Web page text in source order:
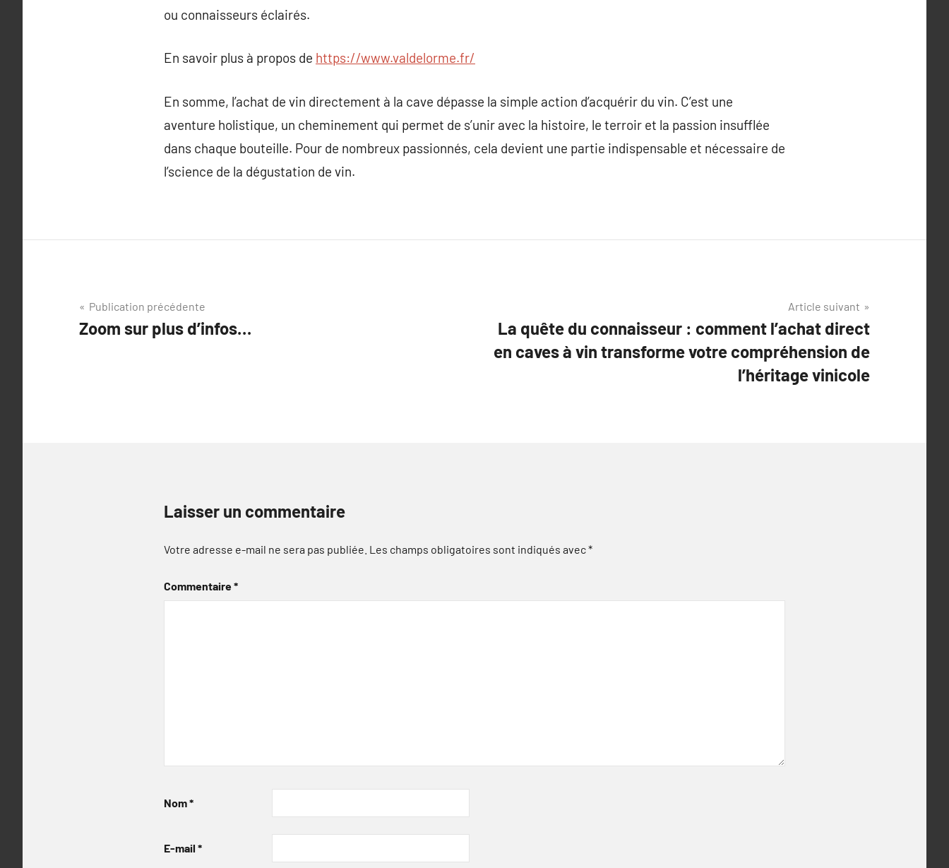
ou connaisseurs éclairés.
En savoir plus à propos de https://www.valdelorme.fr/
En somme, l’achat de vin directement à la cave dépasse la simple action d’acquérir du vin. C’est une
aventure holistique, un cheminement qui permet de s’unir avec la histoire, le terroir et la passion insufflée
dans chaque bouteille. Pour de nombreux passionnés, cela devient une partie indispensable et nécessaire de
l’science de la dégustation de vin.
Navigation
de
Publication précédente
Zoom sur plus d’infos…
Article suivant
La quête du connaisseur : comment l’achat direct
en caves à vin transforme votre compréhension de
l’héritage vinicole
Laisser un commentaire
Votre adresse e-mail ne sera pas publiée. Les champs obligatoires sont indiqués avec*
Commentaire*
Nom*
E-mail *